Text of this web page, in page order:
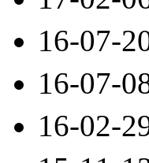
16-07-
16-07-
16-02-